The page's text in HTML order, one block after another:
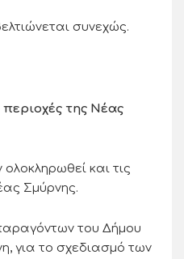
συνεχώς.
της Νέας
και τις
Σμύρνης.
του Δήμου
για το σχεδιασμό των